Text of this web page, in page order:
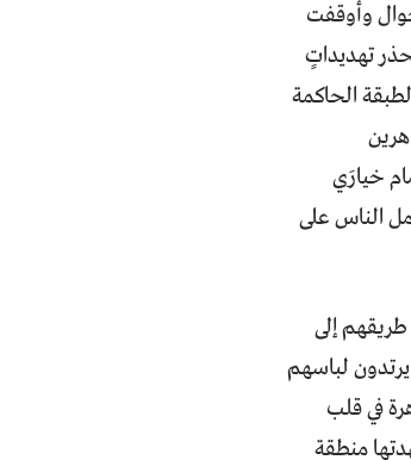
وأوقفت
تهديداتٍ
الحاكمة
خيارَي
الناس على
إلى
لباسهم
في قلب
منطقة